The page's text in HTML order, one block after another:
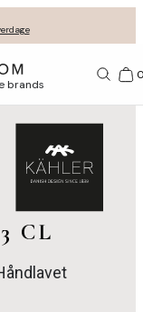
kr.
ind
brands
CL